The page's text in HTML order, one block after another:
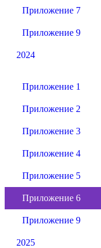
Приложение 7
Приложение 9
2024
Приложение 1
Приложение 2
Приложение 3
Приложение 4
Приложение 5
Приложение 6
Приложение 9
2025